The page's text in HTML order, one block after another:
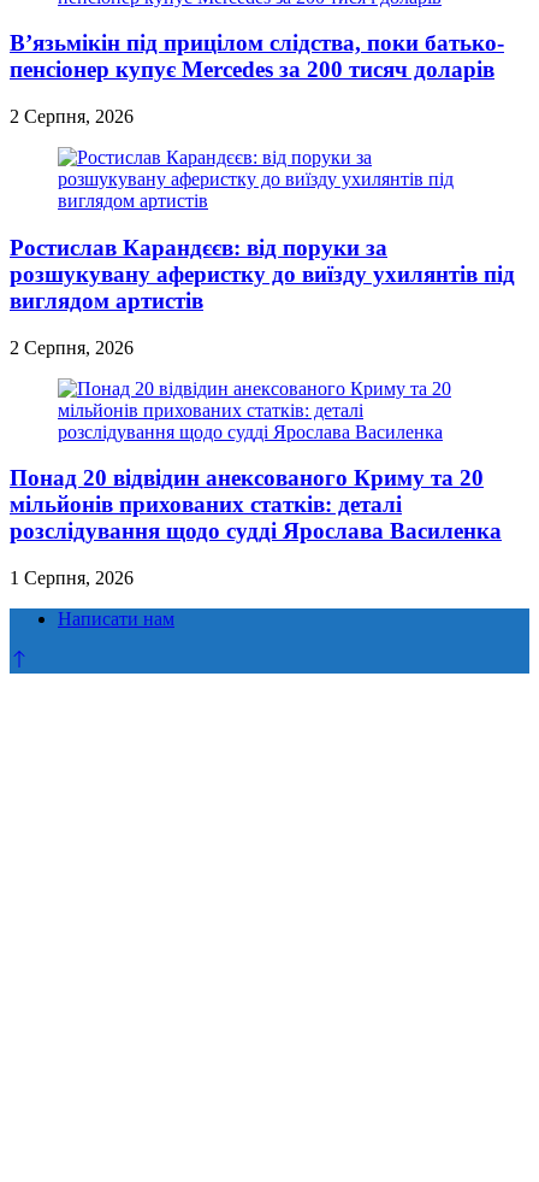
В’язьмікін під прицілом слідства, поки батько-
пенсіонер купує Mercedes за 200 тисяч доларів
2 Серпня, 2026
Ростислав Карандєєв: від поруки за
розшукувану аферистку до виїзду ухилянтів під
виглядом артистів
2 Серпня, 2026
Понад 20 відвідин анексованого Криму та 20
мільйонів прихованих статків: деталі
розслідування щодо судді Ярослава Василенка
1 Серпня, 2026
Написати нам
Прокрутка
до